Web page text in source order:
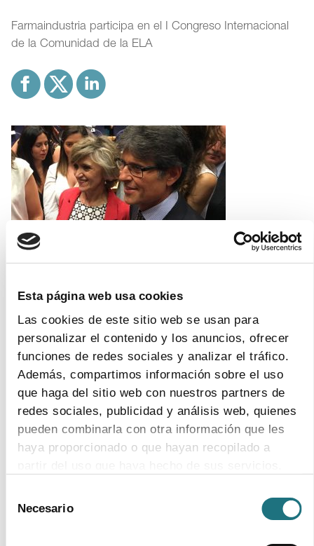
Esta página web usa cookies
Las cookies de este sitio web se usan para
personalizar el contenido y los anuncios, ofrecer
funciones de redes sociales y analizar el tráfico.
Además, compartimos información sobre el uso
que haga del sitio web con nuestros partners de
redes sociales, publicidad y análisis web, quienes
pueden combinarla con otra información que les
haya proporcionado o que hayan recopilado a
Para más información puede acceder a nuestra
Necesario
Farmaindustria participa en el I Congreso Internacional
de la Comunidad de la ELA
13 | 9 | 2018
Farmaindustria ofrece su colaboración a la
trabajando por la salud de las personas y la
calidad del sistema sanitario
| 9 | 2018
investigación biomédica en Europa
El proyecto ha permitido invertir 5.000 millones de euros
en I+D de nuevos medicamentos en Europa desde 2008